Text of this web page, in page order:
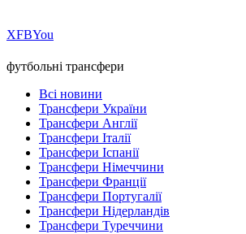
ХFBYou
футбольні трансфери
Всі новини
Трансфери України
Трансфери Англії
Трансфери Італії
Трансфери Іспанії
Трансфери Німеччини
Трансфери Франції
Трансфери Португалії
Трансфери Нідерландів
Трансфери Туреччини